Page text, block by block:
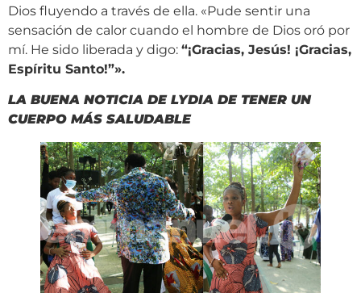
Dios fluyendo a través de ella. «Pude sentir una
sensación de calor cuando el hombre de Dios oró por
mí. He sido liberada y digo: “¡Gracias, Jesús! ¡Gracias,
Espíritu Santo!”».
LA BUENA NOTICIA DE LYDIA DE TENER UN
CUERPO MÁS SALUDABLE